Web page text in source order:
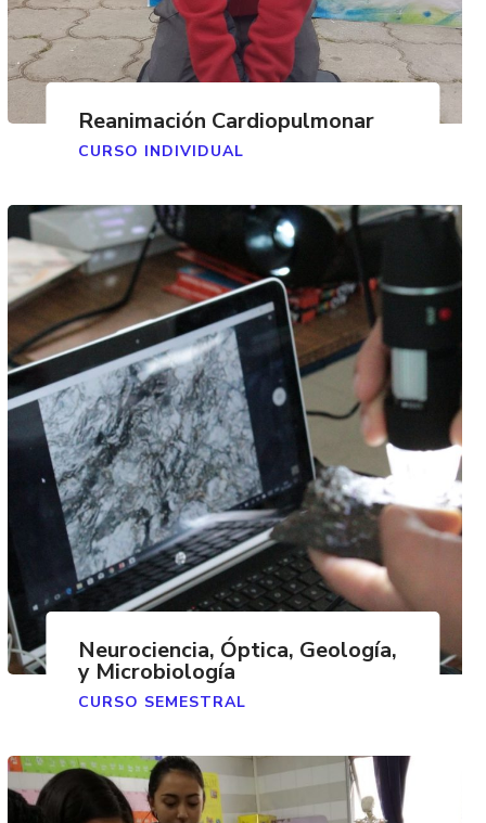
Reanimación Cardiopulmonar
CURSO INDIVIDUAL
Neurociencia, Óptica, Geología,
y Microbiología
CURSO SEMESTRAL